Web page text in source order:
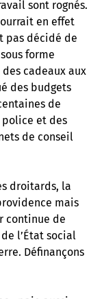
sont rognés.
en effet
pas décidé de
forme
cadeaux aux
des budgets
de
et des
de conseil
droitards, la
mais
continue de
l’État social
Définançons